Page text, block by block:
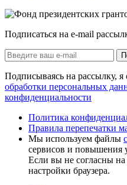
Подписаться на e-mail
Подписываясь на рассылку, я
обработки персональных
конфиденциальности
Политика
Правила перепечатки
Мы используем файлы
сервисов и повышения
Если вы не согласны
настройки браузера.